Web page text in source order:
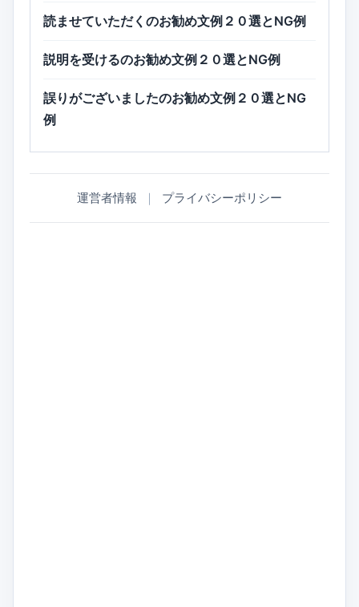
読ませていただくのお勧め文例２０選とNG例
説明を受けるのお勧め文例２０選とNG例
誤りがございましたのお勧め文例２０選とNG
例
運営者情報 ｜ プライバシーポリシー